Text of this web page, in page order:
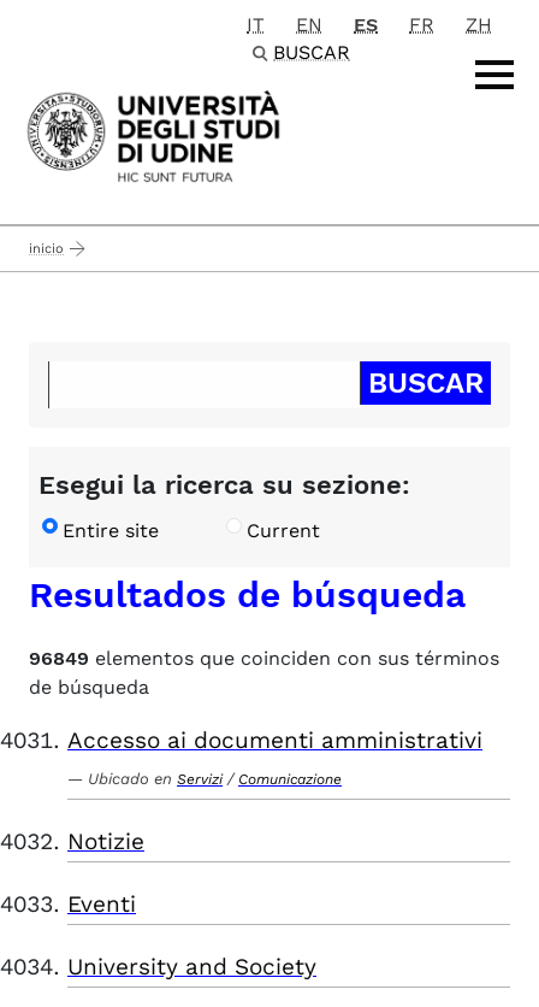
Passa al contenuto principale
IT EN ES FR
ZH
BUSCAR
inicio
Esegui la ricerca su sezione:
Entire site Current
Resultados de búsqueda
96849 elementos que coinciden con sus términos
de búsqueda
Accesso ai documenti amministrativi
Ubicado en Servizi / Comunicazione
Notizie
Eventi
University and Society